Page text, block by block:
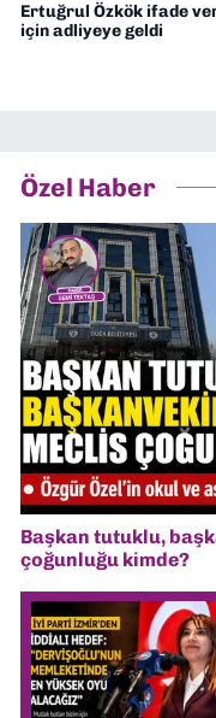
Ertuğrul Özkök ifade
için adliyeye geldi
Özel Haber
Başkan tutuklu,
çoğunluğu kimde?